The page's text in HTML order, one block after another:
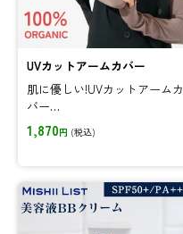
UVカットアームカバー
肌に優しい!UVカットアームカ
バー
オーガニックコットン100%使
用。
天然のUVカット率最大96.5%
でお肌を紫外線から守りま
1,870円 (税込)